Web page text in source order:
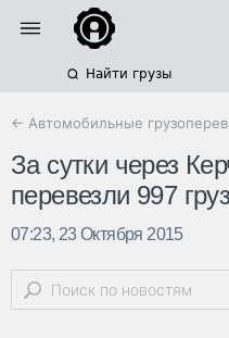
Найти грузы
← Автомобильные
За сутки через
перевезли 997
07:23, 23 Октября 2015